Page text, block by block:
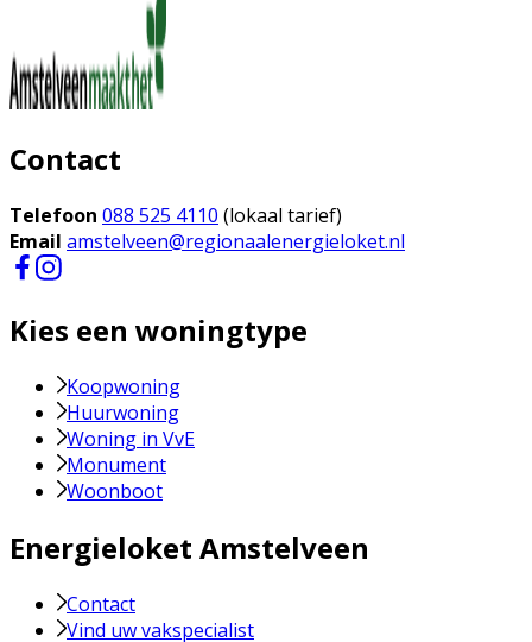
Contact
Telefoon 088 525 4110 (lokaal tarief)
Email amstelveen@regionaalenergieloket.nl
Kies een woningtype
Koopwoning
Huurwoning
Woning in VvE
Monument
Woonboot
Energieloket Amstelveen
Contact
Vind uw vakspecialist